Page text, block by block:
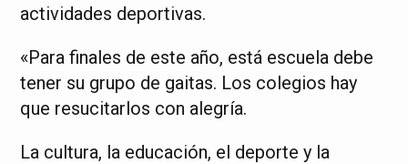
actividades deportivas.
«Para finales de este año, está escuela debe
tener su grupo de gaitas. Los colegios hay
que resucitarlos con alegría.
La cultura, la educación, el deporte y la